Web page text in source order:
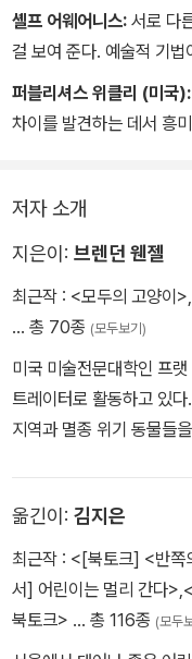
브렌던 웬젤 작가는 이전
책에서도 다시 한번 드러
라본다. 다른 시각을 가지
존재에게 해당하는 이야기
셸프 어웨어니스: 서로 다
걸 보여 준다. 예술적 기
퍼블리셔스 위클리 (미국):
차이를 발견하는 데서 흥
저자 소개
지은이: 브렌던 웬젤
최근작 : <모두의 고양이>,
… 총 70종 (모두보기)
미국 미술전문대학인 프
트레이터로 활동하고 있
지역과 멸종 위기 동물들
옮긴이: 김지은
최근작 : <[북토크] <반쪽
서] 어린이는 멀리 간다>,
북토크> … 총 116종 (모두